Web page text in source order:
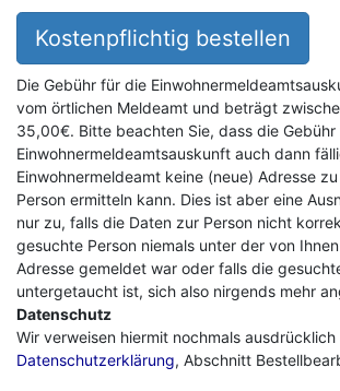
Kostenpflichtig bestellen
Die Gebühr für die
vom örtlichen Meldeamt und beträgt
35,00€. Bitte beachten Sie, dass die
Einwohnermeldeamtsauskunft auch dann
Einwohnermeldeamt keine (neue) Adresse
Person ermitteln kann. Dies ist aber eine
nur zu, falls die Daten zur Person nicht
gesuchte Person niemals unter der von
Adresse gemeldet war oder falls die
untergetaucht ist, sich also nirgends mehr
Datenschutz
Wir verweisen hiermit nochmals
Datenschutzerklärung, Abschnitt